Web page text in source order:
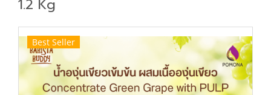
1.2 Kg
Best Seller